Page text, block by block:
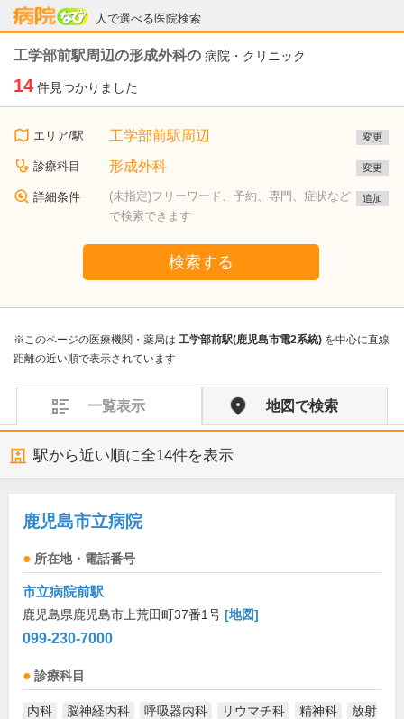
人で選べる医院検索
病院なび
工学部前駅周辺の形成外科の 病院・クリニック
14 件見つかりました
エリア/駅 工学部前駅周辺 変更
診療科目 形成外科 変更
詳細条件
(未指定)フリーワード、予約、専門、症状など
で検索できます
追加
検索する
※このページの医療機関・薬局は 工学部前駅(鹿児島市電2系統) を中心に直線
距離の近い順で表示されています
一覧表示 地図で検索
駅から近い順に全14件を表示
鹿児島市立病院
所在地・電話番号
市立病院前駅
鹿児島県鹿児島市上荒田町37番1号 [地図]
099-230-7000
診療科目
内科 脳神経内科 呼吸器内科 リウマチ科 精神科
放射